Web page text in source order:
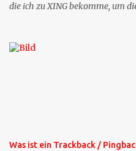
die ich zu XING bekomme, um
bekommen Sie kostenlos eine
Was ist ein Trackback /